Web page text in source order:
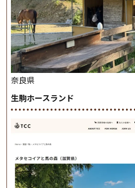
奈良県
生駒ホースランド